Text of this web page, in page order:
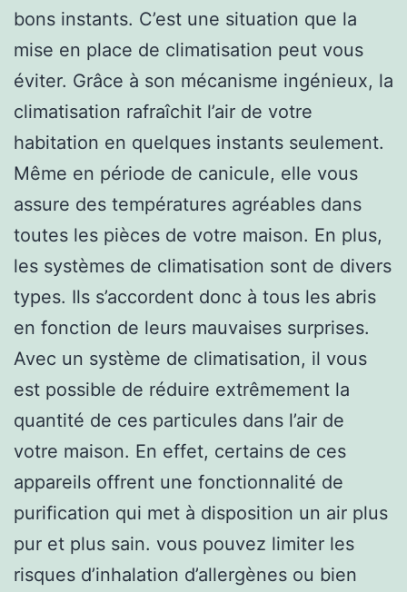
bons instants. C’est une situation que la
mise en place de climatisation peut vous
éviter. Grâce à son mécanisme ingénieux, la
climatisation rafraîchit l’air de votre
habitation en quelques instants seulement.
Même en période de canicule, elle vous
assure des températures agréables dans
toutes les pièces de votre maison. En plus,
les systèmes de climatisation sont de divers
types. Ils s’accordent donc à tous les abris
en fonction de leurs mauvaises surprises.
Avec un système de climatisation, il vous
est possible de réduire extrêmement la
quantité de ces particules dans l’air de
votre maison. En effet, certains de ces
appareils offrent une fonctionnalité de
purification qui met à disposition un air plus
pur et plus sain. vous pouvez limiter les
risques d’inhalation d’allergènes ou bien